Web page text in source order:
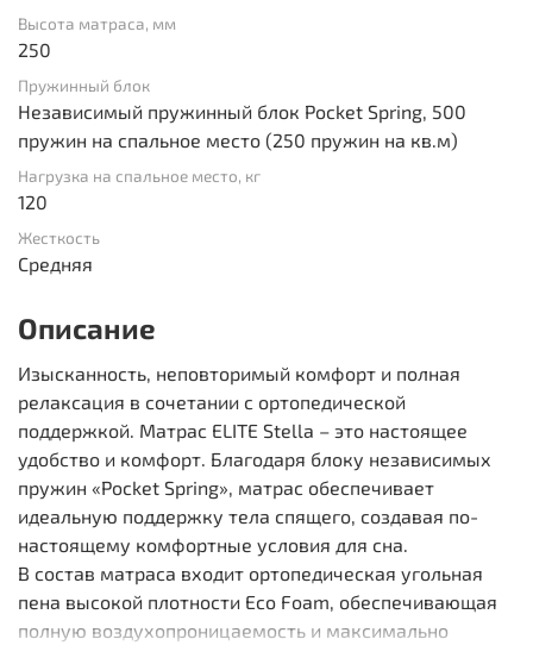
Высота матраса, мм
250
Пружинный блок
Независимый пружинный блок Pocket Spring, 500
пружин на спальное место (250 пружин на кв.м)
Нагрузка на спальное место, кг
120
Жесткость
Средняя
Описание
Изысканность, неповторимый комфорт и полная
релаксация в сочетании с ортопедической
поддержкой. Матрас ELITE Stella – это настоящее
удобство и комфорт. Благодаря блоку независимых
пружин «Pocket Spring», матрас обеспечивает
идеальную поддержку тела спящего, создавая по-
настоящему комфортные условия для сна.
В состав матраса входит ортопедическая угольная
пена высокой плотности Eco Foam, обеспечивающая
полную воздухопроницаемость и максимально